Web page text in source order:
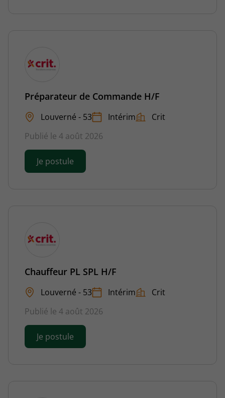
Préparateur de Commande H/F
Louverné - 53 Intérim
Crit
Publié le 4 août 2026
Je postule
Chauffeur PL SPL H/F
Louverné - 53 Intérim
Crit
Publié le 4 août 2026
Je postule